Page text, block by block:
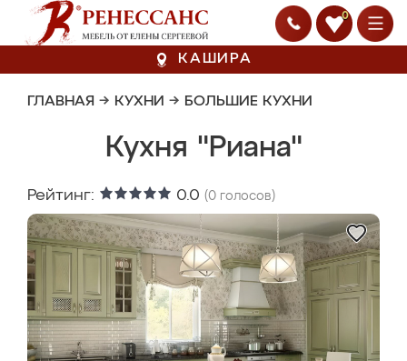
0
КАШИРА
ГЛАВНАЯ → КУХНИ → БОЛЬШИЕ КУХНИ
Кухня "Риана"
Рейтинг: 0.0 (0 голосов)